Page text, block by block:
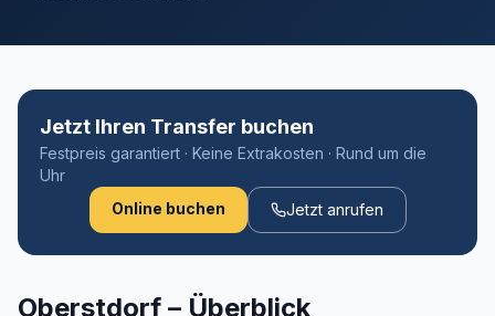
Jetzt Ihren Transfer buchen
Festpreis garantiert · Keine Extrakosten · Rund um die
Uhr
Online buchen
Jetzt anrufen
Oberstdorf – Überblick